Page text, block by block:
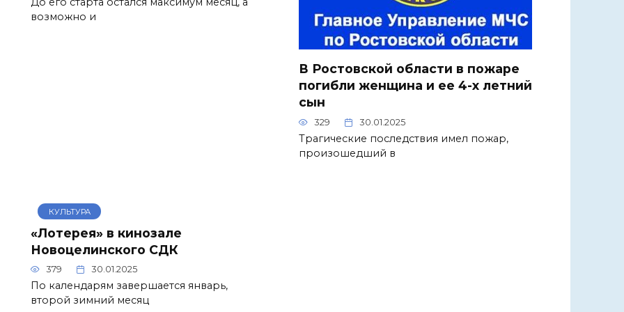
возможно и
В Ростовской области в пожаре
погибли женщина и ее 4-х летний
сын
329 30.01.2025
Трагические последствия имел пожар,
произошедший в
КУЛЬТУРА
«Лотерея» в кинозале
Новоцелинского СДК
379 30.01.2025
По календарям завершается январь,
второй зимний месяц